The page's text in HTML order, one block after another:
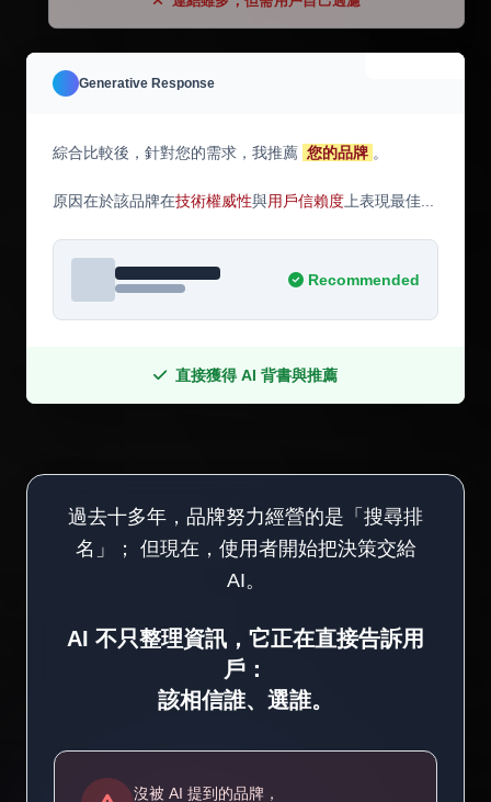
Generative Response
綜合比較後，針對您的需求，我推薦 您的品牌 。
原因在於該品牌在技術權威性與用戶信賴度 上表現最佳...
Recommended
直接獲得 AI 背書與推薦
過去十多年，品牌努力經營的是「搜尋排
名」；
但現在，使用者開始把決策交給
AI。
AI 不只整理資訊，它正在直接告訴用
戶：
該相信誰、選誰。
沒被 AI 提到的品牌，